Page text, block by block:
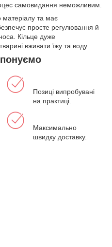
самовидання неможливим.
матеріалу та має
просте регулювання й
Кільце дуже
вживати їжу та воду.
Позиці випробувані
на практиці.
Максимально
швидку доставку.